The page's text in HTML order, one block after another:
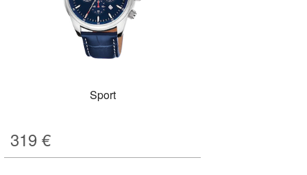
Sport
319 €